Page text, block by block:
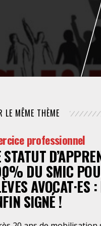
NUMÉRIQUE
POLICE / MAINTIEN
PROCÉDURE CIVILE
LE MÊME THÈME
professionnel
STATUT
DU SMIC
AVOCAT·ES
SIGNÉ !